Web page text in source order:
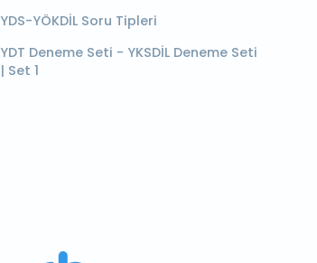
YDS-YÖKDİL Soru Tipleri
YDT Deneme Seti - YKSDİL Deneme Seti
| Set 1